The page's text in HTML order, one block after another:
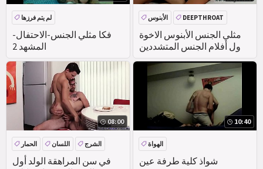
فكا مثلي الجنس-الاحتفال-
المشهد 2
لم يتم فرزها
مثلي الجنس الأبنوس الاخوة
أول أفلام الجنس المتشددين
خدمة الغرف مع أكثر من
الأبنوس DEEPTHROAT
08:00
في سن المراهقة الولد أول
الحمار اللسان الشرج
10:40
شواذ كلية طرفة عين
الهواة